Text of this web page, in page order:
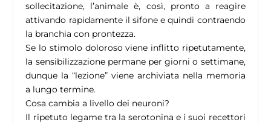
sollecitazione, l’animale è, così, pronto a reagire
attivando rapidamente il sifone e quindi contraendo
la branchia con prontezza.
Se lo stimolo doloroso viene inflitto ripetutamente,
la sensibilizzazione permane per giorni o settimane,
dunque la “lezione” viene archiviata nella memoria
a lungo termine.
Cosa cambia a livello dei neuroni?
Il ripetuto legame tra la serotonina e i suoi recettori